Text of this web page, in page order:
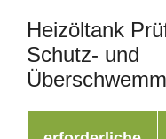
Heizöltank
Schutz- und